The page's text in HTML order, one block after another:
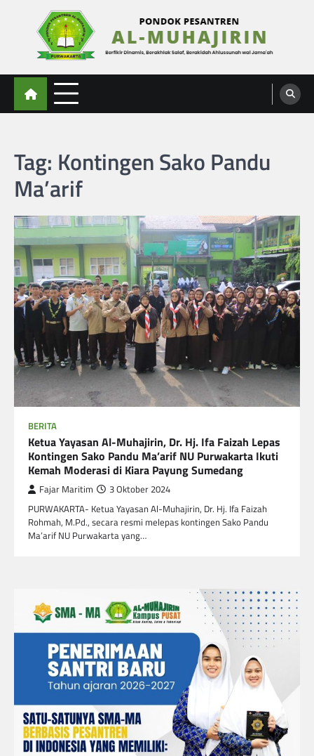
Al-Muhajirin
Berpikir Dinamis – Berakhlak Salaf – Berakidah Ahlussunah wal Jamaah
Tag: Kontingen Sako Pandu
Ma’arif
BERITA
Ketua Yayasan Al-Muhajirin, Dr. Hj. Ifa Faizah Lepas
Kontingen Sako Pandu Ma’arif NU Purwakarta Ikuti
Kemah Moderasi di Kiara Payung Sumedang
Fajar Maritim 3 Oktober 2024
PURWAKARTA- Ketua Yayasan Al-Muhajirin, Dr. Hj. Ifa Faizah
Rohmah, M.Pd., secara resmi melepas kontingen Sako Pandu
Ma’arif NU Purwakarta yang…